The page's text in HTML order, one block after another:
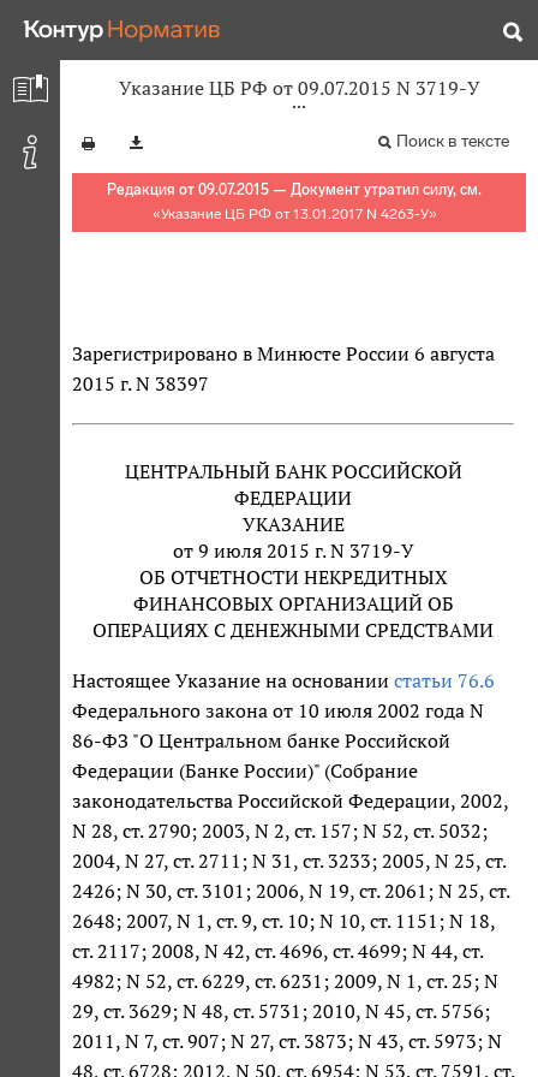
Указание ЦБ РФ от 09.07.2015 N 3719-У
Поиск в тексте
Редакция от 09.07.2015 — Документ утратил силу, см.
«Указание ЦБ РФ от 13.01.2017 N 4263-У»
Зарегистрировано в Минюсте России 6 августа
2015 г. N 38397
ЦЕНТРАЛЬНЫЙ БАНК РОССИЙСКОЙ
ФЕДЕРАЦИИ
УКАЗАНИЕ
от 9 июля 2015 г. N 3719-У
ОБ ОТЧЕТНОСТИ НЕКРЕДИТНЫХ
ФИНАНСОВЫХ ОРГАНИЗАЦИЙ ОБ
ОПЕРАЦИЯХ С ДЕНЕЖНЫМИ СРЕДСТВАМИ
Настоящее Указание на основании статьи 76.6
Федерального закона от 10 июля 2002 года N
86-ФЗ "О Центральном банке Российской
Федерации (Банке России)" (Собрание
законодательства Российской Федерации, 2002,
N 28, ст. 2790; 2003, N 2, ст. 157; N 52, ст. 5032;
2004, N 27, ст. 2711; N 31, ст. 3233; 2005, N 25, ст.
2426; N 30, ст. 3101; 2006, N 19, ст. 2061; N 25, ст.
2648; 2007, N 1, ст. 9, ст. 10; N 10, ст. 1151; N 18,
ст. 2117; 2008, N 42, ст. 4696, ст. 4699; N 44, ст.
4982; N 52, ст. 6229, ст. 6231; 2009, N 1, ст. 25; N
29, ст. 3629; N 48, ст. 5731; 2010, N 45, ст. 5756;
2011, N 7, ст. 907; N 27, ст. 3873; N 43, ст. 5973; N
48, ст. 6728; 2012, N 50, ст. 6954; N 53, ст. 7591, ст.